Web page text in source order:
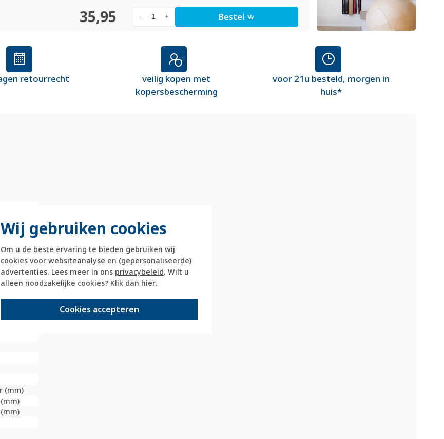
Wij gebruiken cookies
Om u de beste ervaring te bieden gebruiken wij
cookies voor websiteanalyse en (gepersonaliseerde)
advertenties. Lees meer in ons privacybeleid. Wilt u
alleen noodzakelijke cookies? Klik dan hier.
Cookies accepteren
35,95 +
- Bestel
retourrecht
veilig kopen met
kopersbescherming
voor 21u besteld, morgen in
huis*
(mm)